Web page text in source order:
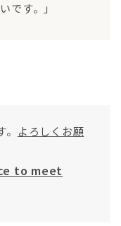
です。」
よろしくお願
to meet